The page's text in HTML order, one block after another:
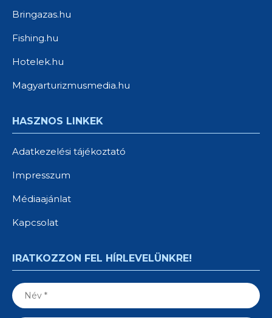
Bringazas.hu
Fishing.hu
Hotelek.hu
Magyarturizmusmedia.hu
HASZNOS LINKEK
Adatkezelési tájékoztató
Impresszum
Médiaajánlat
Kapcsolat
IRATKOZZON FEL HÍRLEVELÜNKRE!